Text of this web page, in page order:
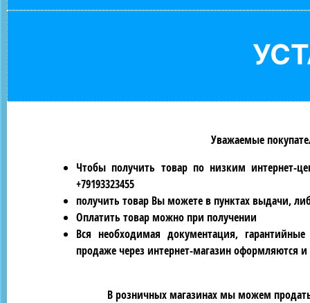
Уважаемые
Чтобы получить товар по низким интернет-
+79193323455
получить товар Вы можете в пунктах выдачи,
Оплатить товар можно при получении
Вся необходимая документация,
продаже через интернет-магазин оформляются
В розничных магазинах мы можем